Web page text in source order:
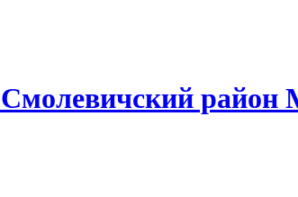
район